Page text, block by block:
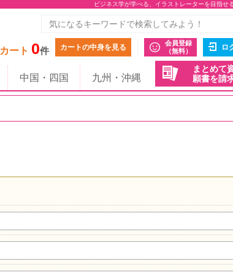
ビジネス学が学べる、イラストレーターを目指せ
ート 0件 カートの中身を見る
会員登録
（無料）
ロ
まとめて
願書を請
中国・四国 九州・沖縄